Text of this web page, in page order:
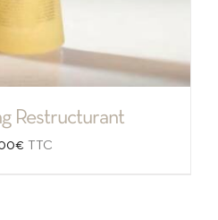
Restructurant
€ TTC